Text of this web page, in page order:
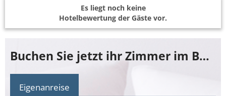
Es liegt noch keine
Hotelbewertung der Gäste vor.
Buchen Sie jetzt ihr Zimmer im Bay Gardens Hotel
Eigenanreise